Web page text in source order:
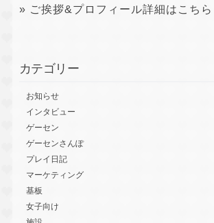
» ご挨拶&プロフィール詳細はこちら
カテゴリー
お知らせ
インタビュー
ゲーセン
ゲーセンさんぽ
プレイ日記
マーケティング
基板
女子向け